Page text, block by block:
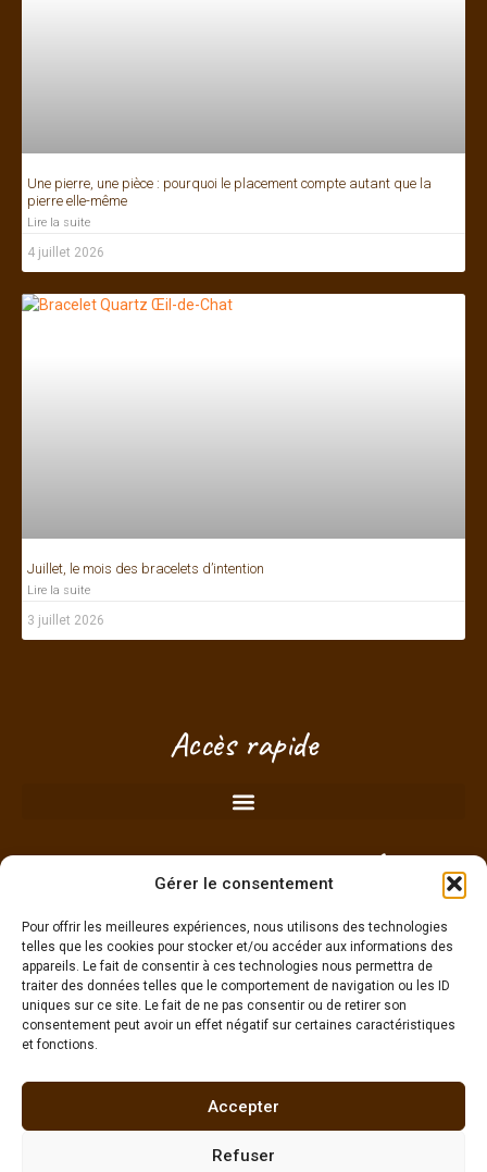
Gérer le consentement
Pour offrir les meilleures expériences, nous utilisons des technologies
telles que les cookies pour stocker et/ou accéder aux informations des
appareils. Le fait de consentir à ces technologies nous permettra de
traiter des données telles que le comportement de navigation ou les ID
uniques sur ce site. Le fait de ne pas consentir ou de retirer son
consentement peut avoir un effet négatif sur certaines caractéristiques
et fonctions.
Accepter
Refuser
Une pierre, une pièce : pourquoi le placement compte autant que la
pierre elle-même
Lire la suite
4 juillet 2026
Juillet, le mois des bracelets d’intention
Lire la suite
3 juillet 2026
Accès rapide
RDV à la boutique de Plérin (proche
Saint-Brieuc) - Côtes d'Armor -
Bretagne
Je choisis mon créneau pour passer sans
engagement !
g
moi vos questions, je suis là pour
vous aider à choisir.